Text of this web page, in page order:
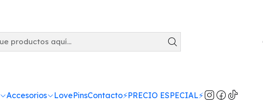
Accesorios LovePinsContacto⚡️PRECIO ESPECIAL⚡️